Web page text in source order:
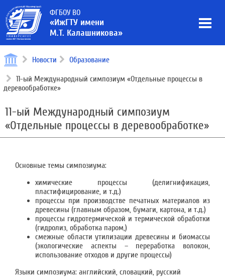
ФГБОУ ВО
«ИжГТУ имени
М.Т. Калашникова»
Новости Образование
11-ый Международный симпозиум «Отдельные процессы в
деревообработке»
11-ый Международный симпозиум
«Отдельные процессы в деревообработке»
Основные темы симпозиума:
химические процессы (делигнификация,
пластифицирование, и т.д.)
процессы при производстве печатных материалов из
древесины (главным образом, бумаги, картона, и т.д.)
процессы гидротермической и термической обработки
(гидролиз, обработка паром,)
смежные области утилизации древесины и биомассы
(экологические аспекты – переработка волокон,
использование отходов и другие процессы)
Языки симпозиума: английский, словацкий, русский